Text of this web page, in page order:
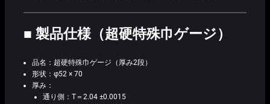
■ 製品仕様（超硬特殊巾ゲージ）
品名：超硬特殊巾ゲージ（厚み2段）
形状：φ52 × 70
厚み：
通り側：T＝2.04 ±0.0015